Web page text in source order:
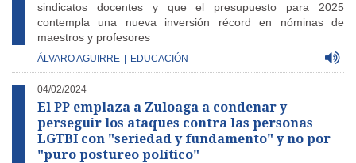
sindicatos docentes y que el presupuesto para 2025
contempla una nueva inversión récord en nóminas de
maestros y profesores
ÁLVARO AGUIRRE EDUCACIÓN
04/02/2024
El PP emplaza a Zuloaga a condenar y
perseguir los ataques contra las personas
LGTBI con "seriedad y fundamento" y no por
"puro postureo político"